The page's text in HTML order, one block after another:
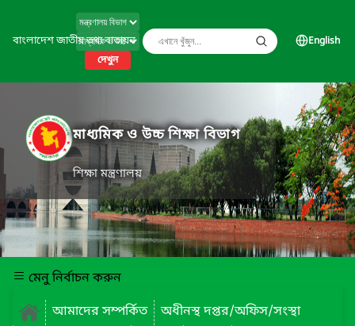
বাংলাদেশ জাতীয় তথ্য বাতায়ন
দেখুন
English
মাধ্যমিক ও উচ্চ শিক্ষা বিভাগ
শিক্ষা মন্ত্রণালয়
মেনু নির্বাচন করুন
আমাদের সম্পর্কিত
অধীনস্থ দপ্তর/অফিস/সংস্থা